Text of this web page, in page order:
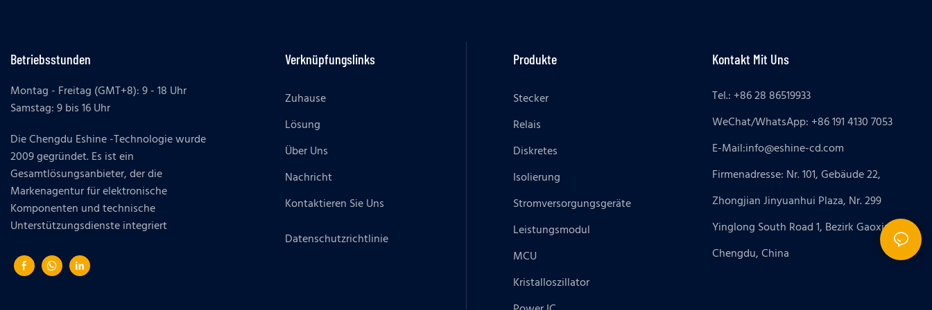
Betriebsstunden
Montag - Freitag (GMT+8): 9 - 18 Uhr
Samstag: 9 bis 16 Uhr
Die Chengdu Eshine -Technologie wurde
2009 gegründet. Es ist ein
Gesamtlösungsanbieter, der die
Markenagentur für elektronische
Komponenten und technische
Unterstützungsdienste integriert
Verknüpfungslinks
Zuhause
Lösung
Über Uns
Nachricht
Kontaktieren Sie Uns
Datenschutzrichtlinie
Produkte
Stecker
Relais
Diskretes
Isolierung
Stromversorgungsgeräte
Leistungsmodul
MCU
Kristalloszillator
Kontakt Mit Uns
Tel.: +86 28 86519933
WeChat/WhatsApp: +86 191 4130 7053
E-Mail:info@eshine-cd.com
Firmenadresse: Nr. 101, Gebäude 22,
Zhongjian Jinyuanhui Plaza, Nr. 299
Yinglong South Road 1, Bezirk Gaoxin,
Chengdu, China